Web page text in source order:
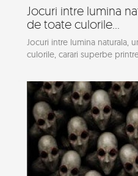
Jocuri intre lumina
de toate culorile...
Jocuri intre lumina naturala,
culorile, carari superbe